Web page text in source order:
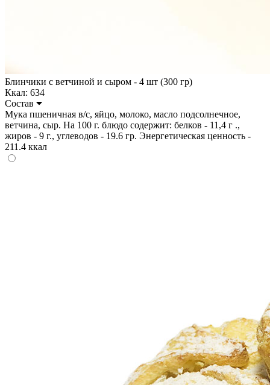
Блинчики с ветчиной и сыром - 4 шт (300 гр)
Ккал: 634
Состав
Мука пшеничная в/с, яйцо, молоко, масло подсолнечное,
ветчина, сыр. На 100 г. блюдо содержит: белков - 11,4 г .,
жиров - 9 г., углеводов - 19.6 гр. Энергетическая ценность -
211.4 ккал